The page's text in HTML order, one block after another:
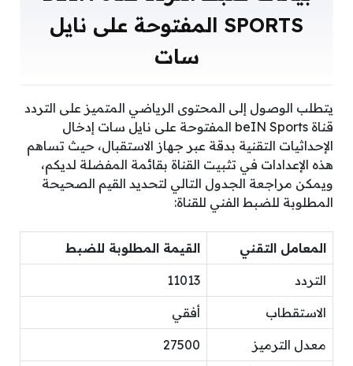
SPORTS المفتوحة على نايل
سات
يتطلب الوصول إلى المحتوى الرياضي المتميز على التردد
قناة beIN Sports المفتوحة على نايل سات إدخال
الإحداثيات التقنية بدقة عبر جهاز الاستقبال، حيث تساهم
هذه الإعدادات في تثبيت القناة بقائمة المفضلة لديكم،
ويمكن مراجعة الجدول التالي لتحديد القيم الصحيحة
المطلوبة للضبط الفني للقناة:
المعامل التقني القيمة المطلوبة للضبط
التردد 11013
الاستقطاب أفقي
معدل الترميز 27500